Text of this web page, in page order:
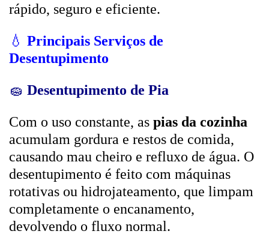
rápido, seguro e eficiente.
💧 Principais Serviços de
Desentupimento
🧽 Desentupimento de Pia
Com o uso constante, as pias da cozinha
acumulam gordura e restos de comida,
causando mau cheiro e refluxo de água. O
desentupimento é feito com máquinas
rotativas ou hidrojateamento, que limpam
completamente o encanamento,
devolvendo o fluxo normal.